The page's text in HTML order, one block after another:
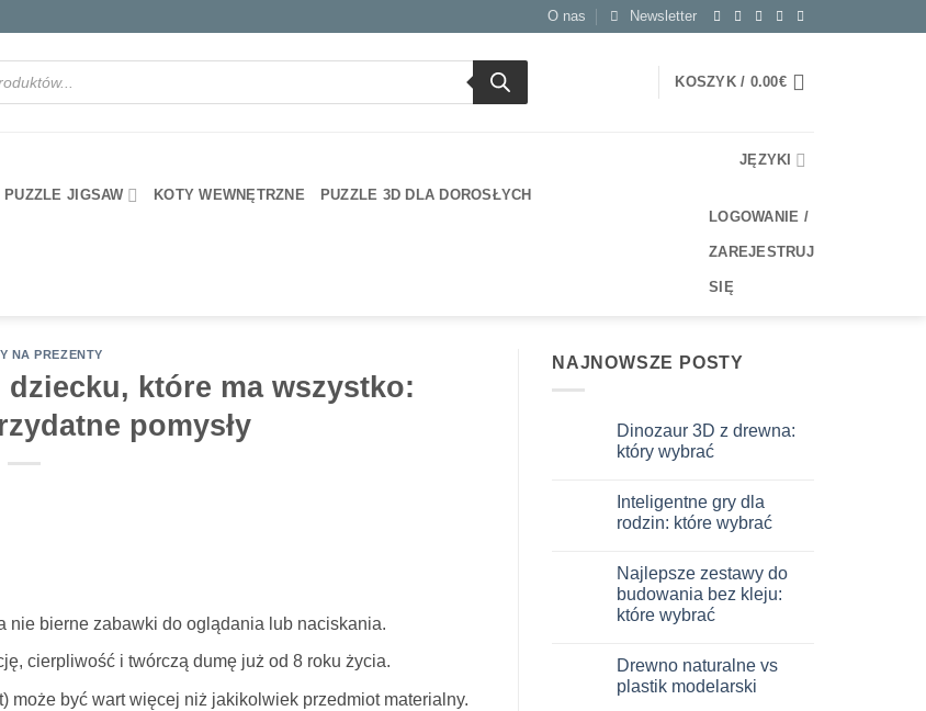
O nas Newsletter
KOSZYK / 0.00€
PUZZLE JIGSAW KOTY WEWNĘTRZNE PUZZLE 3D DLA DOROSŁYCH
JĘZYKI
LOGOWANIE /
ZAREJESTRUJ
SIĘ
NA PREZENTY
które ma wszystko:
pomysły
nie bierne zabawki do oglądania lub naciskania.
cierpliwość i twórczą dumę już od 8 roku życia.
może być wart więcej niż jakikolwiek przedmiot materialny.
NAJNOWSZE POSTY
Dinozaur 3D z drewna:
który wybrać
do
Dinosauro
3D
quale
scegliere
Inteligentne gry dla
rodzin: które wybrać
do
Giochi
intelligenti
per
scegliere
Najlepsze zestawy do
budowania bez kleju:
które wybrać
do
Migliori
kit
Drewno naturalne vs
plastik modelarski